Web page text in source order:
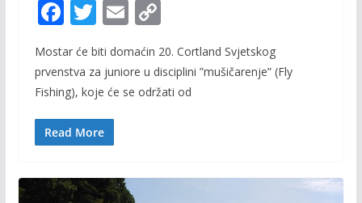
F
ac
e
b
o
o
T
w
itt
er
E
m
ai
l
C
p
y
Mostar će biti domaćin 20. Cortland Svjetskog
prvenstva za juniore u disciplini ”mušičarenje” (Fly
Fishing), koje će se održati od
Read More